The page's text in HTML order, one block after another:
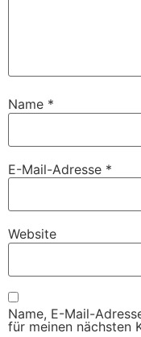
Name *
E-Mail-Adresse *
Website
Name, E-Mail-
für meinen nächsten